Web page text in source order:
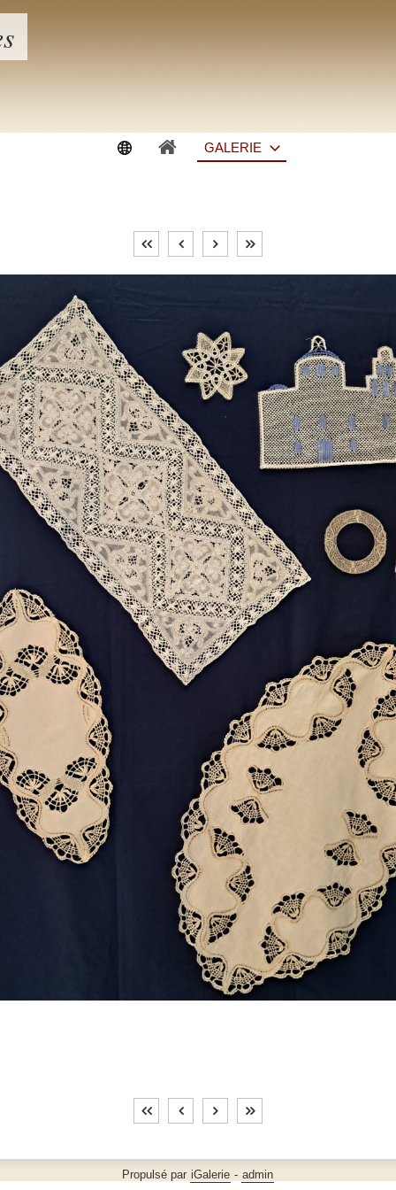
GALERIE
Propulsé par iGalerie - admin